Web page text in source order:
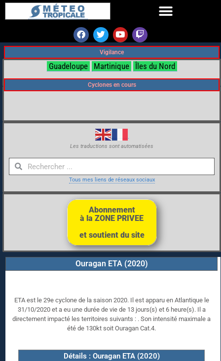
Vigilance
Guadeloupe Martinique Îles du Nord
Cyclones en cours
Les traductions sont automatisées
Tous mes liens de réseaux sociaux
Abonnement
à la ZONE PRIVEE
et soutient du site
Ouragan ETA (2020)
ETA est le 29e cyclone de la saison 2020. Il est apparu en Atlantique le
31/10/2020 et a eu une durée de vie de 13 jours(s) et 6 heure(s). Il a
directement impacté les territoires suivants : . Son intensité maximale a
été de 130kt soit Ouragan Cat.4.
Détails : Ouragan ETA (2020)